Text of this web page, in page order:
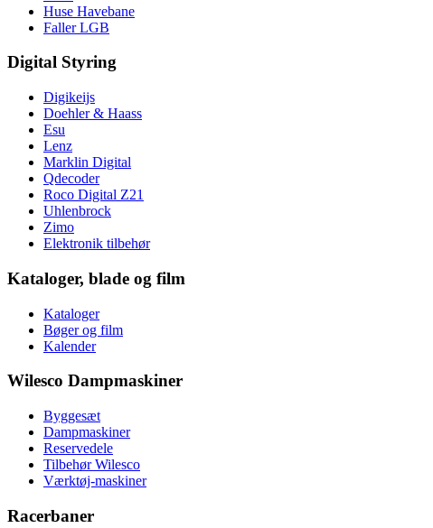
Huse Havebane
Faller LGB
Digital Styring
Digikeijs
Doehler & Haass
Esu
Lenz
Marklin Digital
Qdecoder
Roco Digital Z21
Uhlenbrock
Zimo
Elektronik tilbehør
Kataloger, blade og film
Kataloger
Bøger og film
Kalender
Wilesco Dampmaskiner
Byggesæt
Dampmaskiner
Reservedele
Tilbehør Wilesco
Værktøj-maskiner
Racerbaner